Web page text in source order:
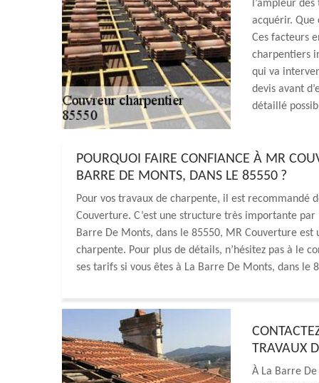
l’ampleur
acquérir. Que
Ces facteurs
charpentiers
qui va
devis avant
détaillé
POURQUOI FAIRE CONFIANCE À MR
BARRE DE MONTS, DANS LE 85550 ?
Pour vos travaux de charpente, il est recommandé
Couverture. C’est une structure très importante
Barre De Monts, dans le 85550, MR Couverture
charpente. Pour plus de détails, n’hésitez pas à le
ses tarifs si vous êtes à La Barre De Monts, dans le
TRAVAUX
À La Barre